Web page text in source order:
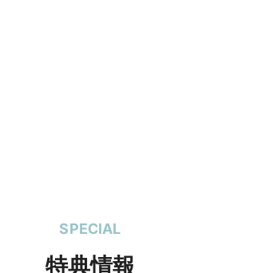
SPECIAL
特典情報